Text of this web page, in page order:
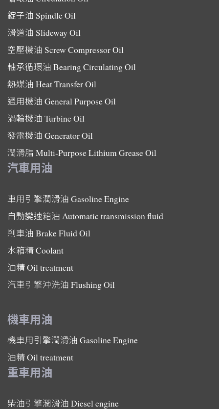
錠子油 Spindle Oil
滑道油 Slideway Oil
空壓機油 Screw Compressor Oil
軸承循環油 Bearing Circulating Oil
熱媒油 Heat Transfer Oil
通用機油 General Purpose Oil
渦輪機油 Turbine Oil
發電機油 Generator Oil
潤滑脂 Multi-Purpose Lithium Grease Oil
汽車用油
車用引擎潤滑油 Gasoline Engine
自動變速箱油 Automatic transmission fluid
剎車油 Brake Fluid Oil
水箱精Coolant
油精Oil treatment
汽車引擎沖洗油 Flushing Oil
機車用油
機車用引擎潤滑油 Gasoline Engine
油精Oil treatment
重車用油
柴油引擎潤滑油 Diesel engine